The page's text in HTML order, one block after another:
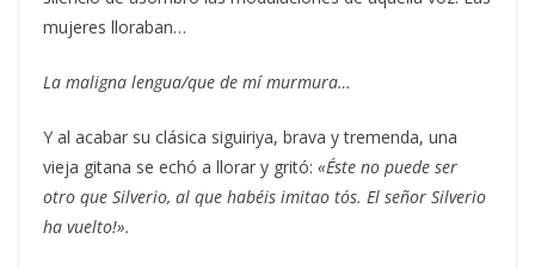
mujeres lloraban…
La maligna lengua/que de mí murmura…
Y al acabar su clásica siguiriya, brava y tremenda, una
vieja gitana se echó a llorar y gritó: «Éste no puede ser
otro que Silverio, al que habéis imitao tós. El señor Silverio
ha vuelto!».